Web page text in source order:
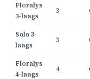
Floralys
3-laags
3
Solo 3-
laags
3
Floralys
4-laags
4